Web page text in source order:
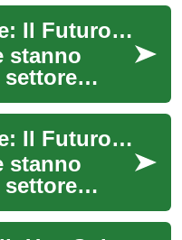
Le Auto Elettriche: Il Futuro della Mobilità Sostenibile
stanno
una
e
Le Auto Elettriche: Il Futuro della Mobilità Sostenibile
stanno
una
ai